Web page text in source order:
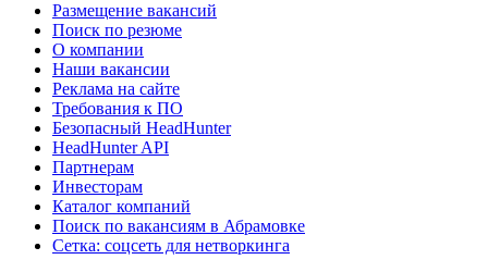
Размещение вакансий
Поиск по резюме
О компании
Наши вакансии
Реклама на сайте
Требования к ПО
Безопасный HeadHunter
HeadHunter API
Партнерам
Инвесторам
Каталог компаний
Поиск по вакансиям в Абрамовке
Сетка: соцсеть для нетворкинга